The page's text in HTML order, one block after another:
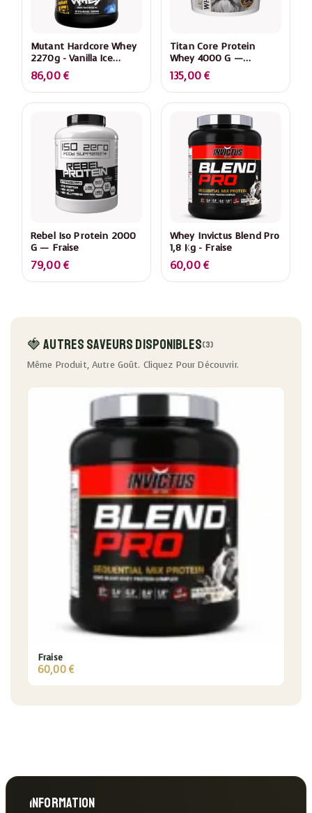
Mutant Hardcore Whey
2270g - Vanilla Ice
Cream
86,00 €
Titan Core Protein
Whey 4000 G —
Chocolate
135,00 €
Rebel Iso Protein 2000
G — Fraise
79,00 €
Whey Invictus Blend Pro
1,8 Kg - Fraise
60,00 €
🍓 Autres Saveurs Disponibles(3)
Même Produit, Autre Goût. Cliquez Pour Découvrir.
Fraise
60,00 €
Information